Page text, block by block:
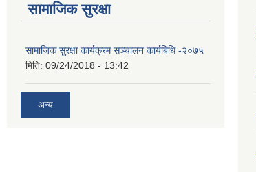
सामाजिक सुरक्षा
सामाजिक सुरक्षा कार्यक्रम सञ्चालन कार्यबिधि -२०७५
मिति: 09/24/2018 - 13:42
अन्य